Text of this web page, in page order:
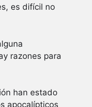
es difícil no
razones para
han estado
apocalípticos